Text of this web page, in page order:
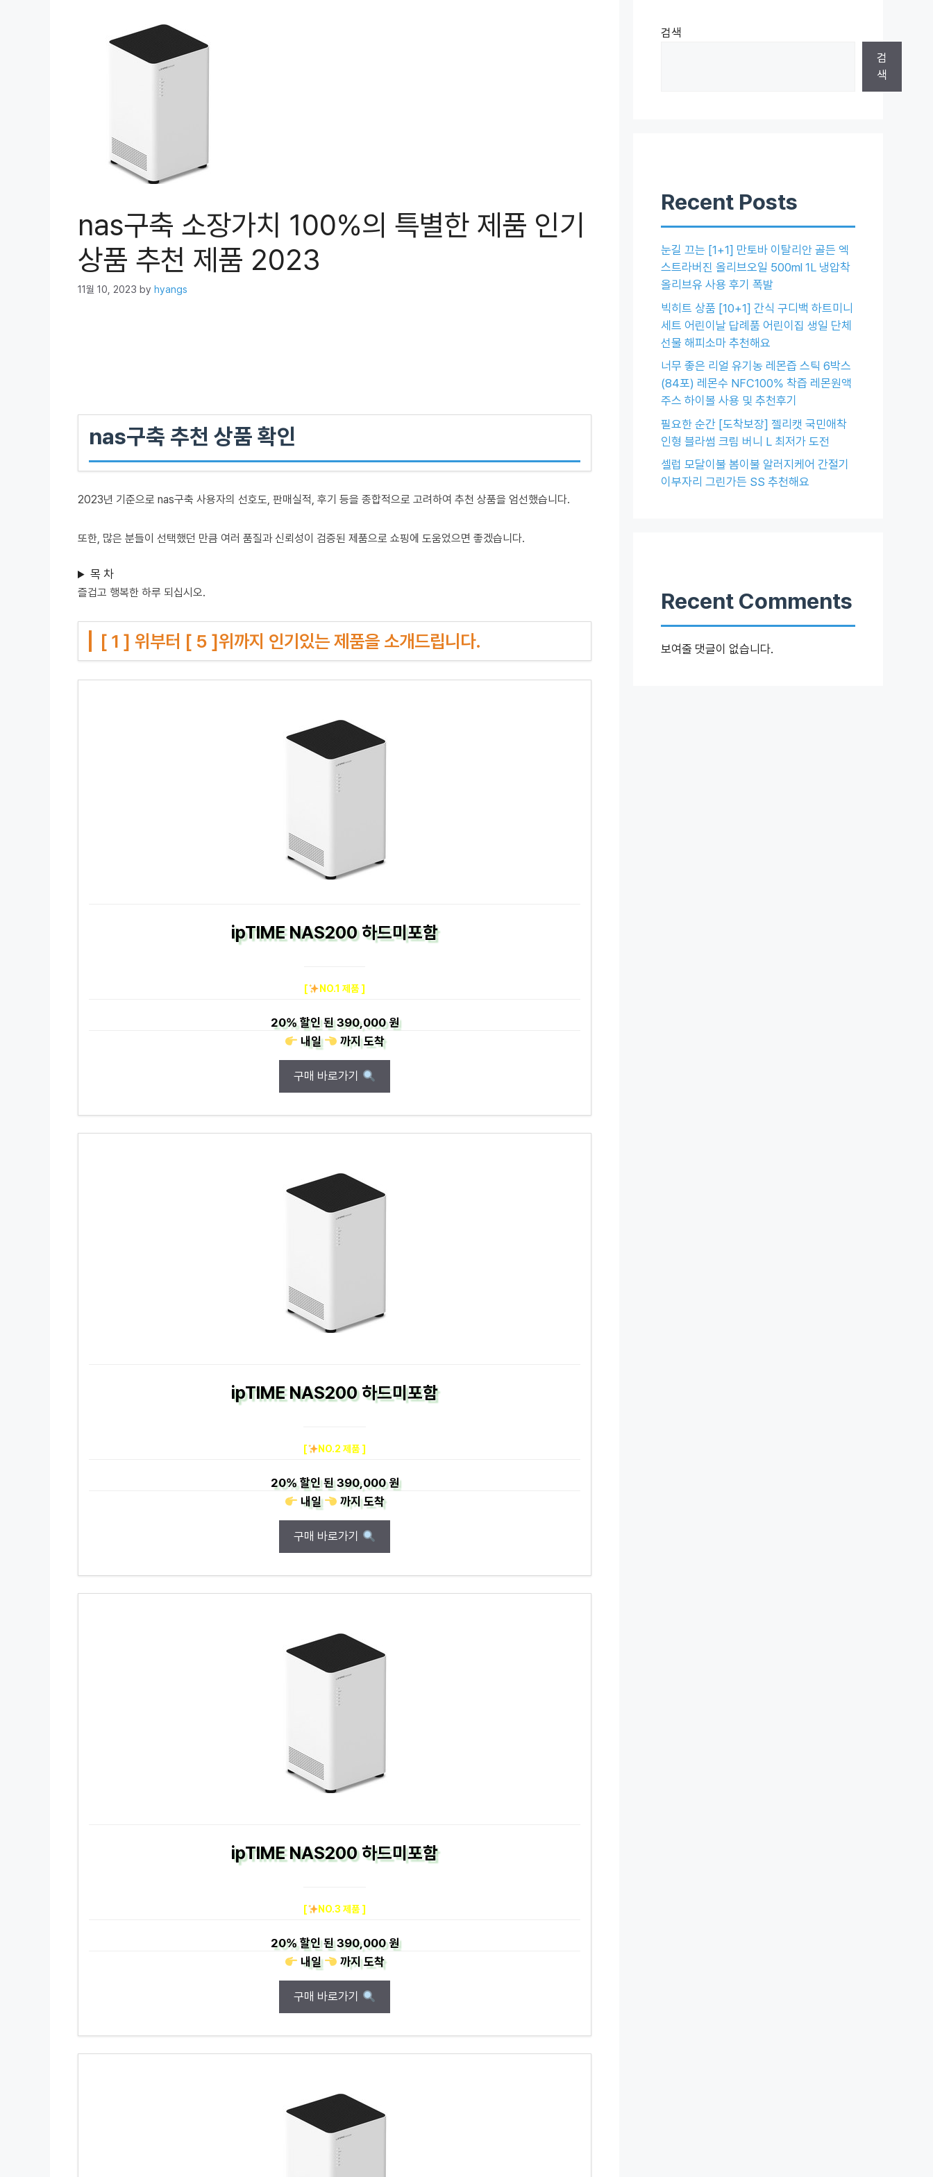
nas구축 소장가치 100%의 특별한 제품 인기
상품 추천 제품 2023
11월 10, 2023 by hyangs
nas구축 추천 상품 확인
2023년 기준으로 nas구축 사용자의 선호도, 판매실적, 후기 등을 종합적으로 고려하여 추천 상품을 엄선했습니다.
또한, 많은 분들이 선택했던 만큼 여러 품질과 신뢰성이 검증된 제품으로 쇼핑에 도움었으면 좋겠습니다.
목 차
즐겁고 행복한 하루 되십시오.
[ 1 ] 위부터 [ 5 ]위까지 인기있는 제품을 소개드립니다.
ipTIME NAS200 하드미포함
[ NO.1 제품 ]
20%할인 된390,000 원
내일
까지도착
구매 바로가기
ipTIME NAS200 하드미포함
[ NO.2 제품 ]
20%할인 된390,000 원
내일
까지도착
구매 바로가기
ipTIME NAS200 하드미포함
[ NO.3 제품 ]
20%할인 된390,000 원
내일
까지도착
구매 바로가기
검색
검
색
Recent Posts
눈길 끄는 [1+1] 만토바 이탈리안 골든 엑
스트라버진 올리브오일 500ml 1L 냉압착
올리브유 사용 후기 폭발
빅히트 상품 [10+1] 간식 구디백 하트미니
세트 어린이날 답례품 어린이집 생일 단체
선물 해피소마 추천해요
너무 좋은 리얼 유기농 레몬즙 스틱 6박스
(84포) 레몬수 NFC100% 착즙 레몬원액
주스 하이볼 사용 및 추천후기
필요한 순간 [도착보장] 젤리캣 국민애착
인형 블라썸 크림 버니 L 최저가 도전
셀럽 모달이불 봄이불 알러지케어 간절기
이부자리 그린가든 SS 추천해요
Recent Comments
보여줄 댓글이 없습니다.